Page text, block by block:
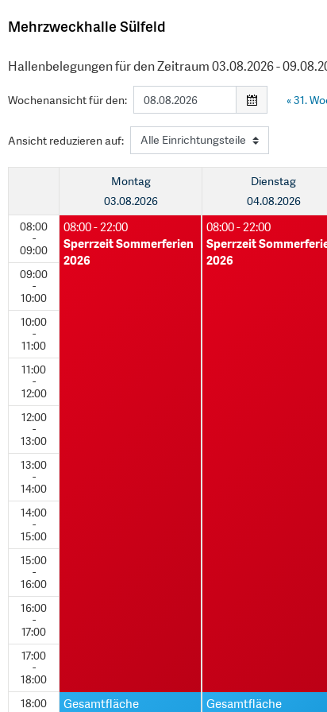
Mehrzweckhalle Sülfeld
Hallenbelegungen für den Zeitraum 03.08.2026 -
Wochenansicht für den: «31.
Ansicht reduzieren auf:
08:00
-
09:00
09:00
-
10:00
10:00
-
11:00
11:00
-
12:00
12:00
-
13:00
13:00
-
14:00
14:00
-
15:00
15:00
-
16:00
16:00
-
17:00
17:00
-
18:00
18:00
Montag
03.08.2026
08:00 - 22:00
Sperrzeit Sommerferien
2026
Gesamtfläche
Dienstag
04.08.2026
08:00 - 22:00
Sperrzeit
2026
Gesamtfläche